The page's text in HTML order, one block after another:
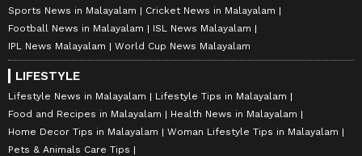
Sports News in Malayalam
Cricket News in Malayalam
Football News in Malayalam
ISL News Malayalam
IPL News Malayalam
World Cup News Malayalam
LIFESTYLE
Lifestyle News in Malayalam
Lifestyle Tips in Malayalam
Food and Recipes in Malayalam
Health News in Malayalam
Home Decor Tips in Malayalam
Woman Lifestyle Tips in Malayalam
Pets & Animals Care Tips